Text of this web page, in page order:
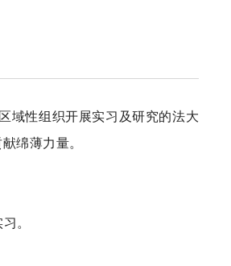
域性组织开展实习及研究的法大
绵薄力量。
。